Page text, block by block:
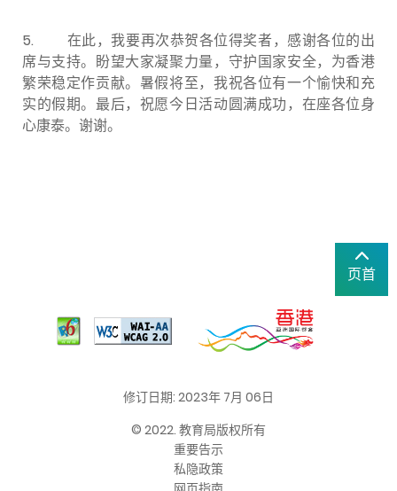
5. 在此，我要再次恭贺各位得奖者，感谢各位的出
席与支持。盼望大家凝聚力量，守护国家安全，为香港
繁荣稳定作贡献。暑假将至，我祝各位有一个愉快和充
实的假期。最后，祝愿今日活动圆满成功，在座各位身
心康泰。谢谢。
页首
修订日期: 2023年 7月 06日
© 2022. 教育局版权所有
重要告示
私隐政策